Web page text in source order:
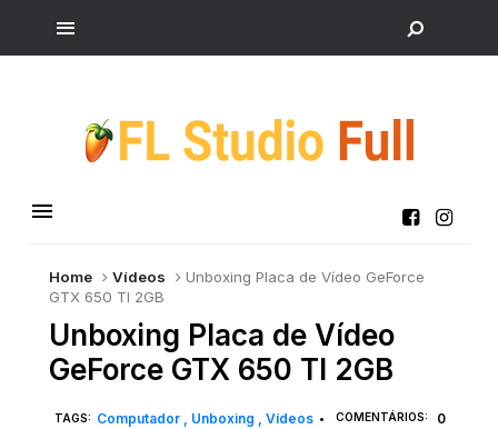
Home Vídeos
Unboxing Placa de Vídeo GeForce
GTX 650 TI 2GB
Unboxing Placa de Vídeo
GeForce GTX 650 TI 2GB
TAGS: Computador Unboxing Vídeos • COMENTÁRIOS: 0